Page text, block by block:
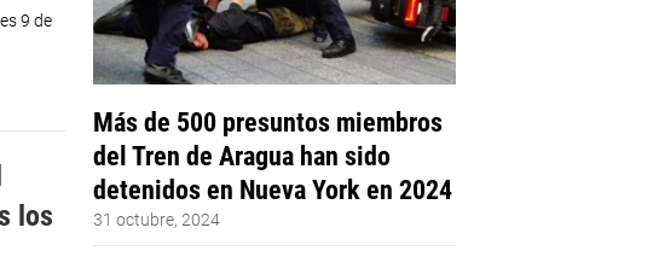
9 de
los
Más de 500 presuntos miembros
del Tren de Aragua han sido
detenidos en Nueva York en 2024
31 octubre, 2024